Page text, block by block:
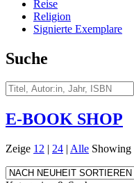
Reise
Religion
Signierte Exemplare
Suche
E-BOOK SHOP
Zeige 12 | 24 | Alle Showing